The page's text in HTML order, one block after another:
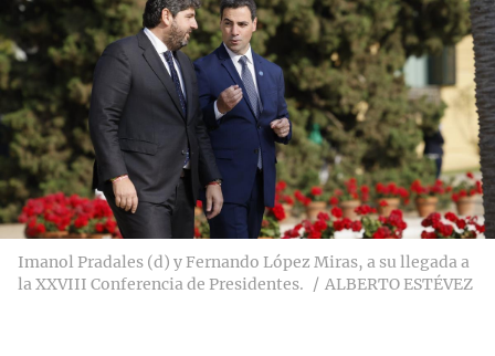
Imanol Pradales (d) y Fernando López Miras, a su llegada a
la XXVIII Conferencia de Presidentes.
ALBERTO ESTÉVEZ